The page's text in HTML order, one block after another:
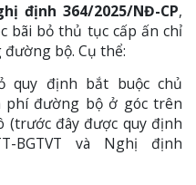
định 364/2025/NĐ-CP,
bãi bỏ thủ tục cấp ấn chỉ
bộ. Cụ thể:
quy định bắt buộc chủ
đường bộ ở góc trên
đây được quy định
BGTVT và Nghị định